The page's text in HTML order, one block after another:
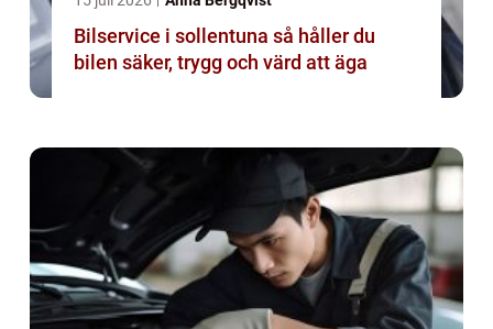
Bilservice i sollentuna så håller du
bilen säker, trygg och värd att äga